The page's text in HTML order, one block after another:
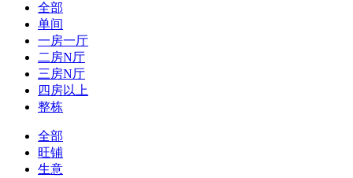
全部
单间
一房一厅
二房N厅
三房N厅
四房以上
整栋
全部
旺铺
生意